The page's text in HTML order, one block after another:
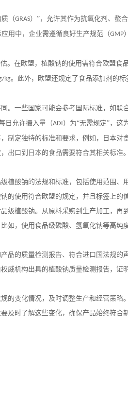
（GRAS）”，允许其作为抗氧化剂、螯
用中，企业需遵循良好生产规范（GMP
。在欧盟，植酸钠的使用需符合欧盟食
kg。此外，欧盟还规定了食品添加剂的
。一些国家可能会参考国际标准，如联
日允许摄入量（ADI）为“无需规定”，这
制定独特的标准和要求，例如，日本对
出口到日本的食品需要符合其相关标准。
植酸钠的法规和标准，包括使用范围、
的使用符合欧盟的规定，并且标签上的
级植酸钠。从原料采购到生产加工，再
如，使用食品级磷酸、氢氧化钠等高纯
品的质量检测报告、符合进口国法规的
威机构出具的植酸钠质量检测报告，证
的变化情况，及时调整生产和经营策略
及时了解这些变化，确保产品始终符合